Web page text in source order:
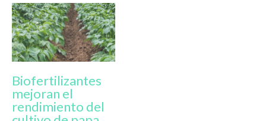
Biofertilizantes
mejoran el
rendimiento del